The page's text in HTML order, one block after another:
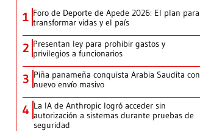
1 Foro de Deporte de Apede 2026: El plan para
transformar vidas y el país
2 Presentan ley para prohibir gastos y
privilegios a funcionarios
3 Piña panameña conquista Arabia Saudita con
nuevo envío masivo
4 La IA de Anthropic logró acceder sin
autorización a sistemas durante pruebas de
seguridad